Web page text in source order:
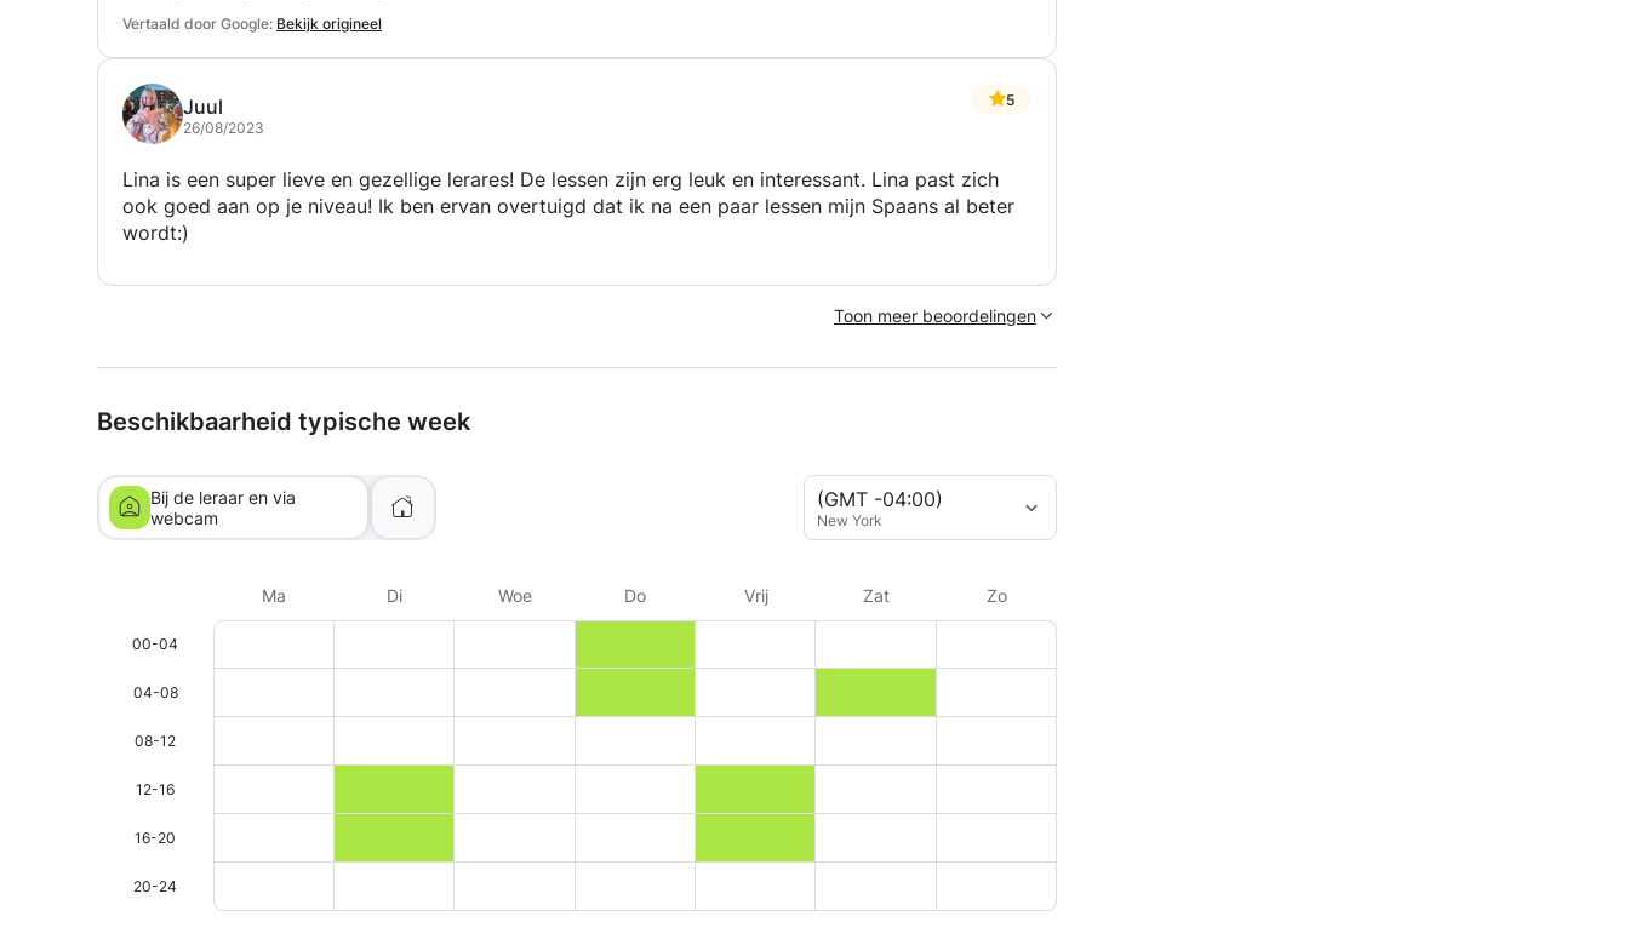
Vertaald door Google: Bekijk origineel
Juul
26/08/2023
5
Lina is een super lieve en gezellige lerares! De lessen zijn erg leuk en interessant. Lina past zich
ook goed aan op je niveau! Ik ben ervan overtuigd dat ik na een paar lessen mijn Spaans al beter
wordt:)
Toon meer beoordelingen
Beschikbaarheid typische week
(GMT -04:00)
New York
Bij de leraar en via
webcam
Ma Di Woe Do Vrij Zat Zo
00-04
04-08
08-12
12-16
16-20
20-24